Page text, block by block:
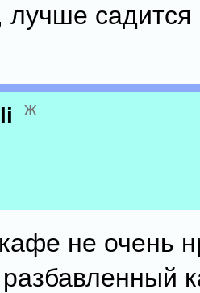
лучше
ж
не очень